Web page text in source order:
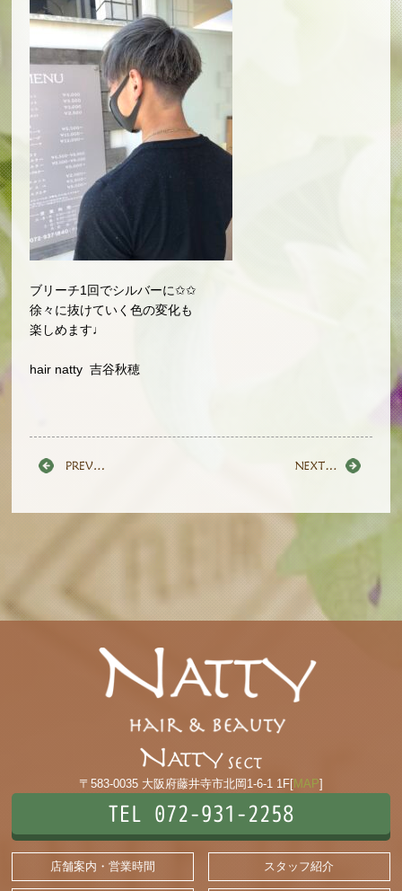
ブリーチ1回でシルバーに✩✩
徐々に抜けていく色の変化も
楽しめます♩
hair natty 吉谷秋穂
〒583-0035 大阪府藤井寺市北岡1-6-1 1F[MAP]
TEL 072-931-2258
店舗案内・営業時間 スタッフ紹介